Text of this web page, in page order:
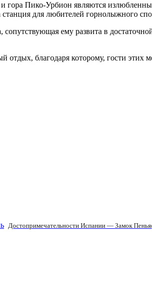
гора Пико-Урбион являются
для любителей горнолыжного
ему развита в
благодаря которому, гости этих
Достопримечательности Испании — Замок